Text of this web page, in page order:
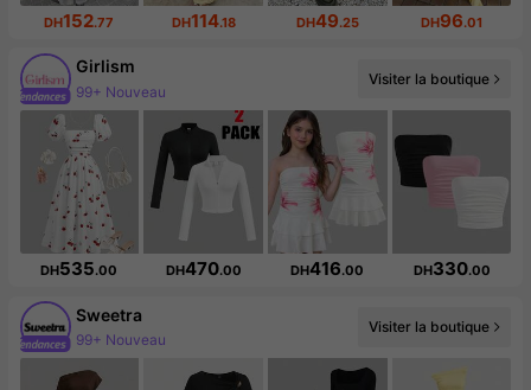
DH152.77 DH114.18 DH49.25 DH96.01
Girlism
Visiter la boutique
DH535.00 DH470.00 DH416.00 DH330.00
Sweetra
99+ Nouveau
1.5M abonné(e)(s)
Visiter la boutique